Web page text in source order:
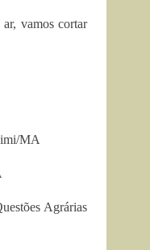
vamos cortar
MA
Agrárias